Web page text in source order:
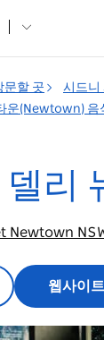
문할 곳
시드니
운(Newtown) 음
리
Newtown
웹사이